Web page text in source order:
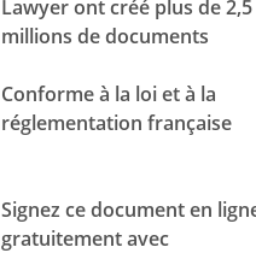
Lawyer ont créé plus de 2,5
millions de documents
Conforme à la loi et à la
réglementation française
Signez ce document en
gratuitement avec
DE
DU